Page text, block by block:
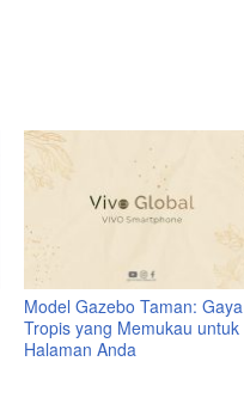
Model Gazebo Taman: Gaya
Tropis yang Memukau untuk
Halaman Anda